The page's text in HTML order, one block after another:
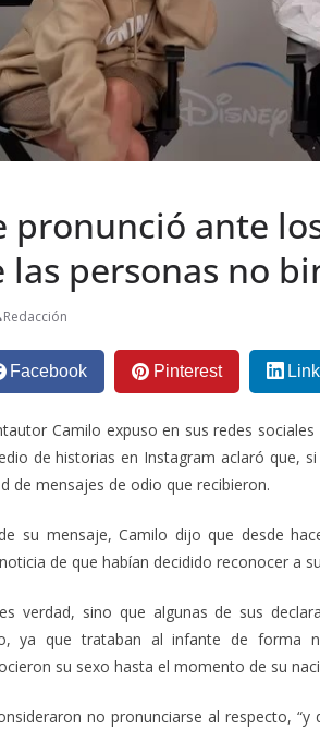
pronunció ante
las personas no
Redacción
Facebook Pinterest
Camilo expuso en sus redes
de historias en Instagram aclaró que,
de mensajes de odio que recibieron.
su mensaje, Camilo dijo que desde
de que habían decidido reconocer a
verdad, sino que algunas de sus
ya que trataban al infante de forma
su sexo hasta el momento de su
no pronunciarse al respecto,